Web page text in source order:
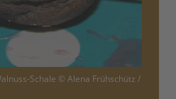
Schale © Alena Frühschütz /